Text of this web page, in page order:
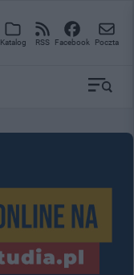
Katalog RSS Facebook Poczta